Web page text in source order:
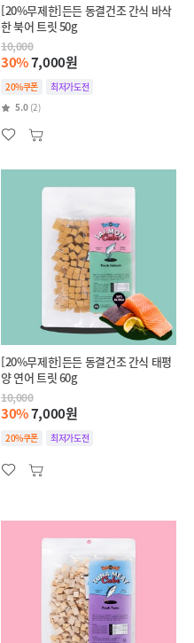
[20%무제한]든든 동결건조 간식 바삭
한 북어 트릿 50g
10,000
30%7,000원
20%쿠폰
최저가도전
5.0 (2)
[20%무제한]든든 동결건조 간식 태평
양 연어 트릿 60g
10,000
30%7,000원
20%쿠폰 최저가도전